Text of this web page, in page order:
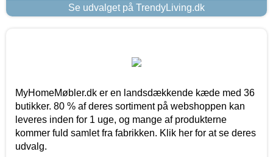
Se udvalget på TrendyLiving.dk
MyHomeMøbler.dk er en landsdækkende kæde med 36
butikker. 80 % af deres sortiment på webshoppen kan
leveres inden for 1 uge, og mange af produkterne
kommer fuld samlet fra fabrikken. Klik her for at se deres
udvalg.